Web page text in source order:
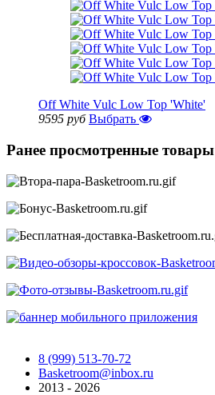
Off White Vulc Low Top 'White'
9595 руб Выбрать
Ранее просмотренные товары
8 (999) 513-70-72
Basketroom@inbox.ru
2013 - 2026